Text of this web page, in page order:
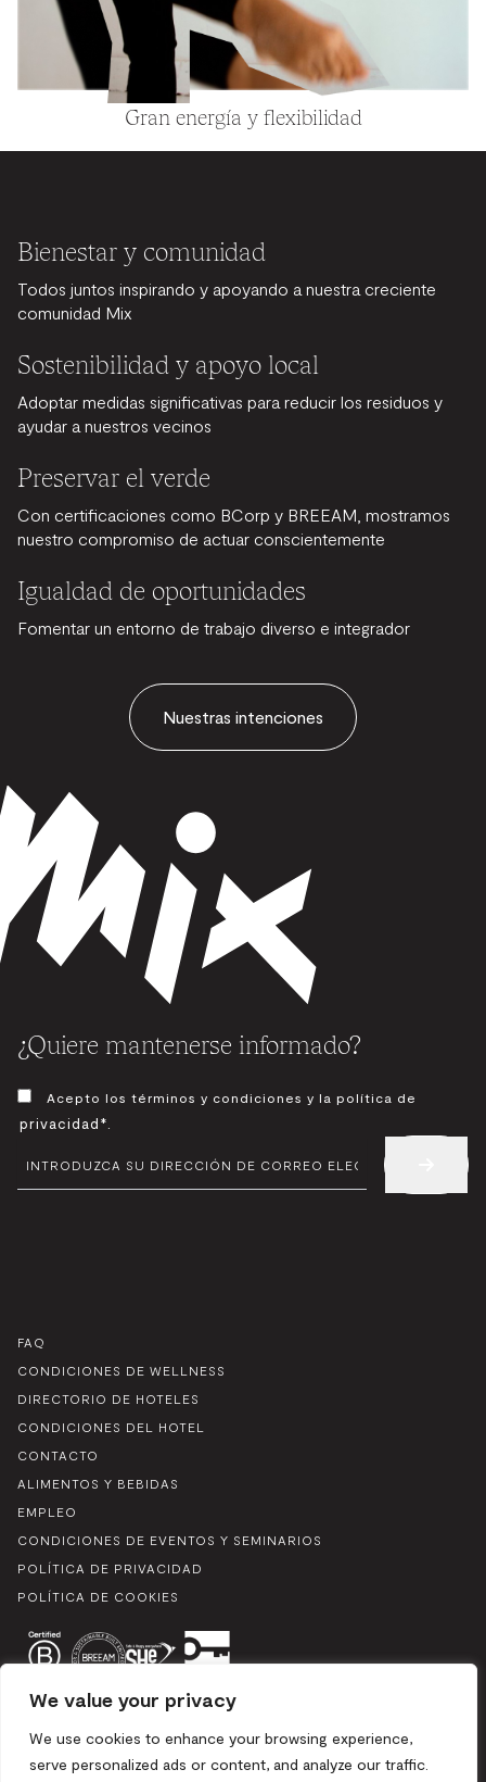
We value your privacy
We use cookies to enhance your browsing experience,
serve personalized ads or content, and analyze our traffic.
Gran energía y flexibilidad
Bienestar y comunidad
Todos juntos inspirando y apoyando a nuestra creciente
comunidad Mix
Sostenibilidad y apoyo local
Adoptar medidas significativas para reducir los residuos y
ayudar a nuestros vecinos
Preservar el verde
Con certificaciones como BCorp y BREEAM, mostramos
nuestro compromiso de actuar conscientemente
Igualdad de oportunidades
Fomentar un entorno de trabajo diverso e integrador
Nuestras intenciones
¿Quiere mantenerse informado?
CONSENTIMIENTO
Acepto los términos y condiciones y la política de
privacidad*
CORREO
ELECTRÓNICO
FAQ
CONDICIONES DE WELLNESS
DIRECTORIO DE HOTELES
CONDICIONES DEL HOTEL
CONTACTO
ALIMENTOS Y BEBIDAS
EMPLEO
CONDICIONES DE EVENTOS Y SEMINARIOS
POLÍTICA DE PRIVACIDAD
POLÍTICA DE COOKIES